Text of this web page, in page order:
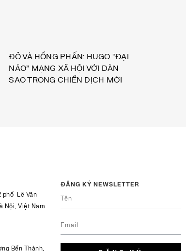
ĐỎ VÀ HỒNG PHẤN: HUGO “ĐẠI
NÁO” MẠNG XÃ HỘI VỚI DÀN
SAO TRONG CHIẾN DỊCH MỚI
phố Lê Văn
Nội, Việt Nam
Bến Thành,
ĐĂNG KÝ NEWSLETTER